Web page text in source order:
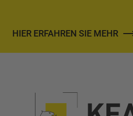
HIER ERFAHREN SIE MEHR